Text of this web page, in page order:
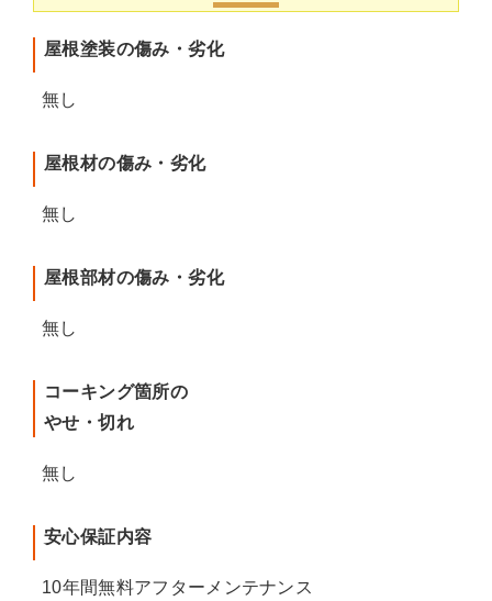
屋根塗装の傷み・劣化
無し
屋根材の傷み・劣化
無し
屋根部材の傷み・劣化
無し
コーキング箇所の
やせ・切れ
無し
安心保証内容
10年間無料アフターメンテナンス